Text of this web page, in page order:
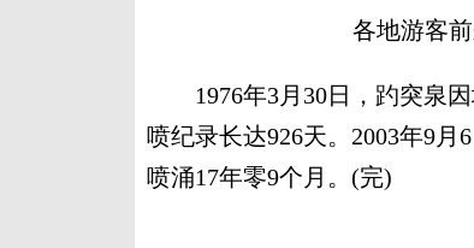
各地游客
1976年3月30日，趵突泉因
喷纪录长达926天。2003年9
喷涌17年零9个月。(完)